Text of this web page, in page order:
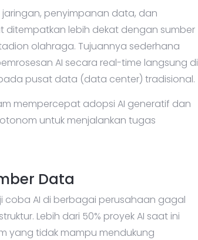
penyimpanan data, dan
lebih dekat dengan sumber
olahraga. Tujuannya sederhana
AI secara real-time langsung di
pusat data (data center) tradisional.
mempercepat adopsi AI generatif dan
untuk menjalankan tugas
Data
coba AI di berbagai perusahaan gagal
Lebih dari 50% proyek AI saat ini
yang tidak mampu mendukung